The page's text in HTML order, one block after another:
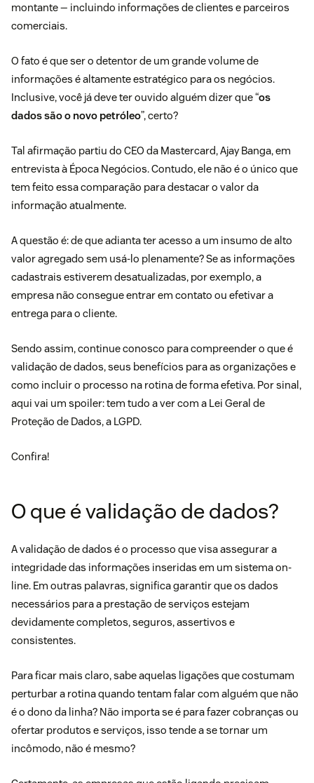
montante — incluindo informações de clientes e parceiros
comerciais.
O fato é que ser o detentor de um grande volume de
informações é altamente estratégico para os negócios.
Inclusive, você já deve ter ouvido alguém dizer que “os
dados são o novo petróleo”, certo?
Tal afirmação partiu do CEO da Mastercard, Ajay Banga, em
entrevista à Época Negócios. Contudo, ele não é o único que
tem feito essa comparação para destacar o valor da
informação atualmente.
A questão é: de que adianta ter acesso a um insumo de alto
valor agregado sem usá-lo plenamente? Se as informações
cadastrais estiverem desatualizadas, por exemplo, a
empresa não consegue entrar em contato ou efetivar a
entrega para o cliente.
Sendo assim, continue conosco para compreender o que é
validação de dados, seus benefícios para as organizações e
como incluir o processo na rotina de forma efetiva. Por sinal,
aqui vai um spoiler: tem tudo a ver com a Lei Geral de
Proteção de Dados, a LGPD.
Confira!
O que é validação de dados?
A validação de dados é o processo que visa assegurar a
integridade das informações inseridas em um sistema on-
line. Em outras palavras, significa garantir que os dados
necessários para a prestação de serviços estejam
devidamente completos, seguros, assertivos e
consistentes.
Para ficar mais claro, sabe aquelas ligações que costumam
perturbar a rotina quando tentam falar com alguém que não
é o dono da linha? Não importa se é para fazercobranças ou
ofertar produtos e serviços, isso tende a se tornar um
incômodo, não é mesmo?